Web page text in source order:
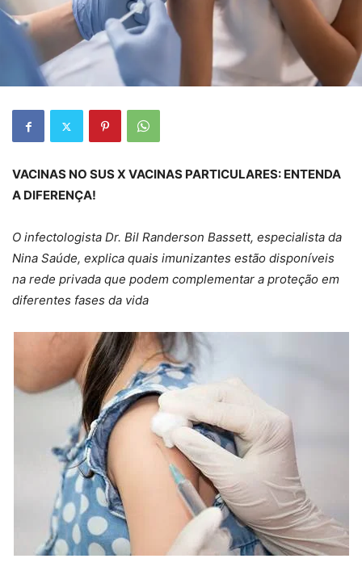
VACINAS NO SUS X VACINAS PARTICULARES: ENTENDA
A DIFERENÇA!
O infectologista Dr. Bil Randerson Bassett, especialista da
Nina Saúde, explica quais imunizantes estão disponíveis
na rede privada que podem complementar a proteção em
diferentes fases da vida